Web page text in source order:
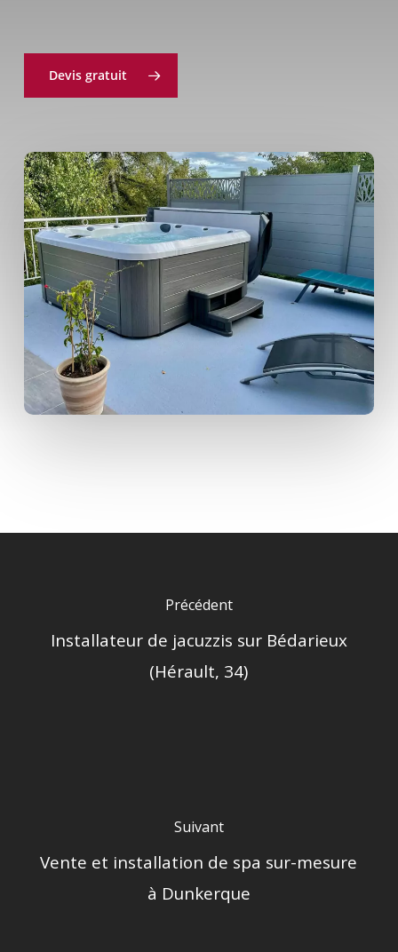
Devis gratuit
Précédent
Installateur de jacuzzis sur Bédarieux
(Hérault, 34)
Suivant
Vente et installation de spa sur-mesure
à Dunkerque